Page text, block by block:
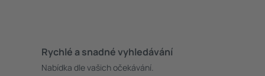
Rychlé a snadné vyhledávání
Nabídka dle vašich očekávání.